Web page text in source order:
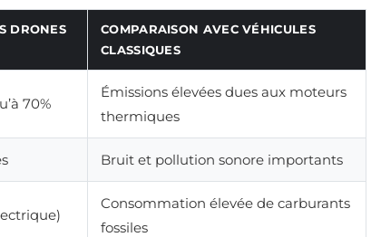
DRONES
COMPARAISON AVEC VÉHICULES
CLASSIQUES
70%
Émissions élevées dues aux moteurs
thermiques
Bruit et pollution sonore importants
Consommation élevée de carburants
fossiles